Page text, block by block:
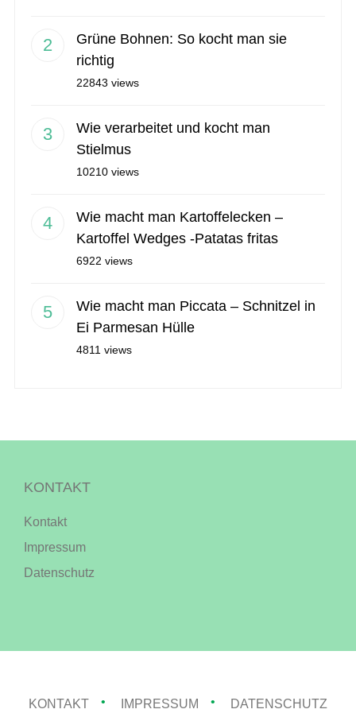
Grüne Bohnen: So kocht man sie
richtig
22843 views
Wie verarbeitet und kocht man
Stielmus
10210 views
Wie macht man Kartoffelecken –
Kartoffel Wedges -Patatas fritas
6922 views
Wie macht man Piccata – Schnitzel in
Ei Parmesan Hülle
4811 views
KONTAKT
Kontakt
Impressum
Datenschutz
KONTAKT IMPRESSUM DATENSCHUTZ